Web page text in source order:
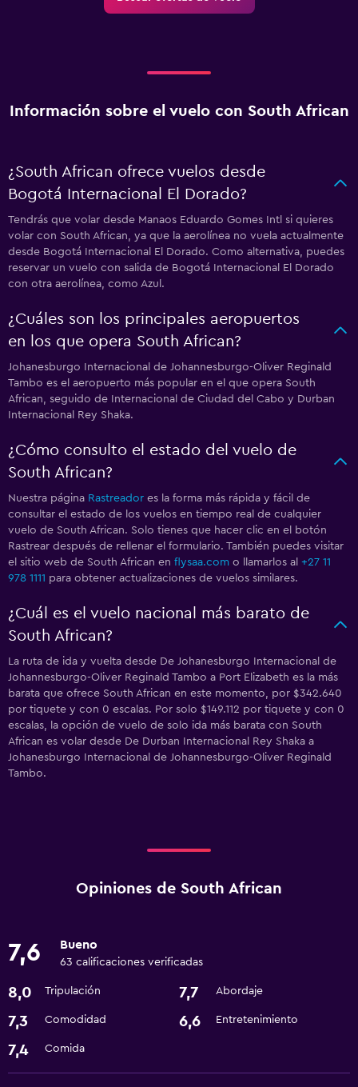
Información sobre el vuelo con South African
¿South African ofrece vuelos desde
Bogotá Internacional El Dorado?
Tendrás que volar desde Manaos Eduardo Gomes Intl si quieres
volar con South African, ya que la aerolínea no vuela actualmente
desde Bogotá Internacional El Dorado. Como alternativa, puedes
reservar un vuelo con salida de Bogotá Internacional El Dorado
con otra aerolínea, como Azul.
¿Cuáles son los principales aeropuertos
en los que opera South African?
Johanesburgo Internacional de Johannesburgo-Oliver Reginald
Tambo es el aeropuerto más popular en el que opera South
African, seguido de Internacional de Ciudad del Cabo y Durban
Internacional Rey Shaka.
¿Cómo consulto el estado del vuelo de
South African?
Nuestra página Rastreador es la forma más rápida y fácil de
consultar el estado de los vuelos en tiempo real de cualquier
vuelo de South African. Solo tienes que hacer clic en el botón
Rastrear después de rellenar el formulario. También puedes visitar
el sitio web de South African en flysaa.com o llamarlos al +27 11
978 1111 para obtener actualizaciones de vuelos similares.
¿Cuál es el vuelo nacional más barato de
South African?
La ruta de ida y vuelta desde De Johanesburgo Internacional de
Johannesburgo-Oliver Reginald Tambo a Port Elizabeth es la más
barata que ofrece South African en este momento, por $342.640
por tiquete y con 0 escalas. Por solo $149.112 por tiquete y con 0
escalas, la opción de vuelo de solo ida más barata con South
African es volar desde De Durban Internacional Rey Shaka a
Johanesburgo Internacional de Johannesburgo-Oliver Reginald
Tambo.
Opiniones de South African
7,6 Bueno
63 calificaciones verificadas
8,0 Tripulación 7,7 Abordaje
7,3 Comodidad 6,6 Entretenimiento
7,4 Comida